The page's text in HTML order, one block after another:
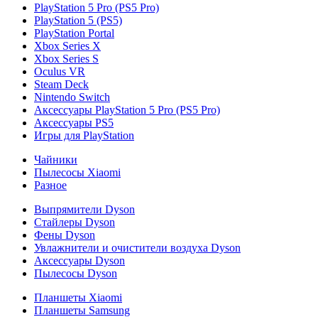
PlayStation 5 Pro (PS5 Pro)
PlayStation 5 (PS5)
PlayStation Portal
Xbox Series X
Xbox Series S
Oculus VR
Steam Deck
Nintendo Switch
Аксессуары PlayStation 5 Pro (PS5 Pro)
Аксессуары PS5
Игры для PlayStation
Чайники
Пылесосы Xiaomi
Разное
Выпрямители Dyson
Стайлеры Dyson
Фены Dyson
Увлажнители и очистители воздуха Dyson
Аксессуары Dyson
Пылесосы Dyson
Планшеты Xiaomi
Планшеты Samsung